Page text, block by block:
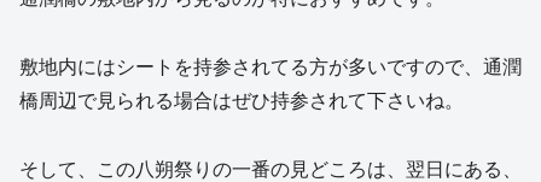
敷地内にはシートを持参されてる方が多いですので、通潤
橋周辺で見られる場合はぜひ持参されて下さいね。
そして、この八朔祭りの一番の見どころは、翌日にある、